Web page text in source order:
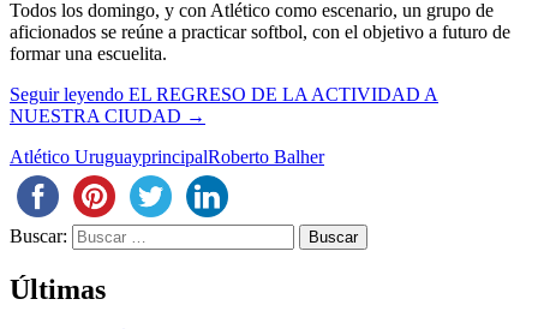
Todos los domingo, y con Atlético como escenario, un grupo de
aficionados se reúne a practicar softbol, con el objetivo a futuro de
formar una escuelita.
Seguir leyendo EL REGRESO DE LA ACTIVIDAD A
NUESTRA CIUDAD →
Atlético UruguayprincipalRoberto Balher
Buscar:
Últimas